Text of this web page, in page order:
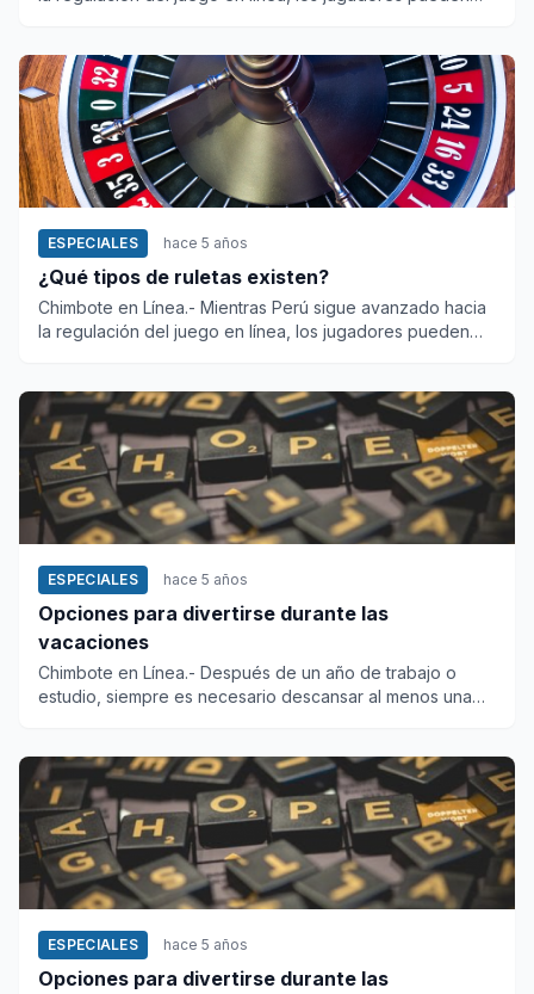
ESPECIALES hace 5 años
¿Qué tipos de ruletas existen?
Chimbote en Línea.- Mientras Perú sigue avanzado hacia
la regulación del juego en línea, los jugadores pueden
ESPECIALES hace 5 años
Opciones para divertirse durante las
vacaciones
Chimbote en Línea.- Después de un año de trabajo o
estudio, siempre es necesario descansar al menos una
ESPECIALES hace 5 años
Opciones para divertirse durante las